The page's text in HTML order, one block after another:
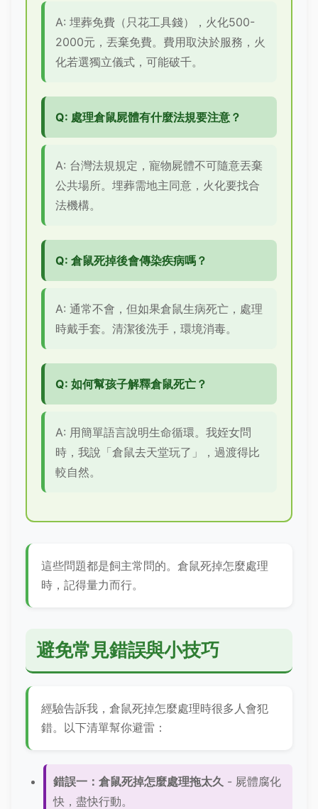
A: 埋葬免費（只花工具錢），火化500-
2000元，丟棄免費。費用取決於服務，火
化若選獨立儀式，可能破千。
Q: 處理倉鼠屍體有什麼法規要注意？
A: 台灣法規規定，寵物屍體不可隨意丟棄
公共場所。埋葬需地主同意，火化要找合
法機構。
Q: 倉鼠死掉後會傳染疾病嗎？
A: 通常不會，但如果倉鼠生病死亡，處理
時戴手套。清潔後洗手，環境消毒。
Q: 如何幫孩子解釋倉鼠死亡？
A: 用簡單語言說明生命循環。我姪女問
時，我說「倉鼠去天堂玩了」，過渡得比
較自然。
這些問題都是飼主常問的。倉鼠死掉怎麼處理
時，記得量力而行。
避免常見錯誤與小技巧
經驗告訴我，倉鼠死掉怎麼處理時很多人會犯
錯。以下清單幫你避雷：
錯誤一：倉鼠死掉怎麼處理拖太久 - 屍體腐化
快，盡快行動。